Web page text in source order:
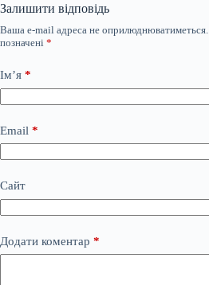
Залишити відповідь
Ваша e-mail адреса не оприлюднюватиметься.
позначені *
Ім’я *
Email *
Сайт
Додати коментар *